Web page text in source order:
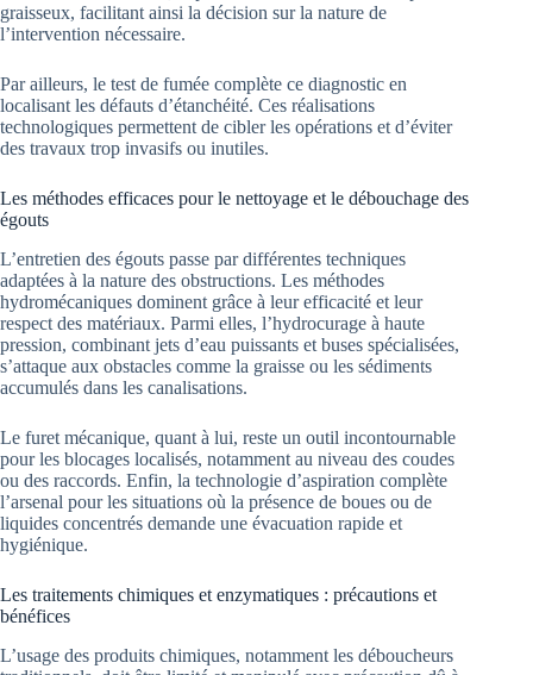
graisseux, facilitant ainsi la décision sur la nature de
l’intervention nécessaire.
Par ailleurs, le test de fumée complète ce diagnostic en
localisant les défauts d’étanchéité. Ces réalisations
technologiques permettent de cibler les opérations et d’éviter
des travaux trop invasifs ou inutiles.
Les méthodes efficaces pour le nettoyage et le débouchage des
égouts
L’entretien des égouts passe par différentes techniques
adaptées à la nature des obstructions. Les méthodes
hydromécaniques dominent grâce à leur efficacité et leur
respect des matériaux. Parmi elles, l’hydrocurage à haute
pression, combinant jets d’eau puissants et buses spécialisées,
s’attaque aux obstacles comme la graisse ou les sédiments
accumulés dans les canalisations.
Le furet mécanique, quant à lui, reste un outil incontournable
pour les blocages localisés, notamment au niveau des coudes
ou des raccords. Enfin, la technologie d’aspiration complète
l’arsenal pour les situations où la présence de boues ou de
liquides concentrés demande une évacuation rapide et
hygiénique.
Les traitements chimiques et enzymatiques : précautions et
bénéfices
L’usage des produits chimiques, notamment les déboucheurs